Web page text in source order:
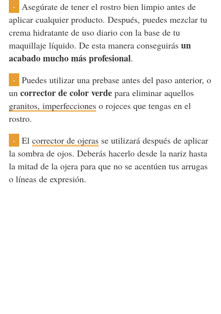
-
Asegúrate de tener el rostro bien limpio antes de
aplicar cualquier producto. Después, puedes mezclar tu
crema hidratante de uso diario con la base de tu
maquillaje líquido. De esta manera conseguirás un
acabado mucho más profesional.
-
Puedes utilizar una prebase antes del paso anterior, o
un corrector de color verdepara eliminar aquellos
granitos, imperfeccioneso rojeces que tengas en el
rostro.
- El corrector de ojerasse utilizará después de aplicar
la sombra de ojos. Deberás hacerlo desde la nariz hasta
la mitad de la ojera para que no se acentúen tus arrugas
o líneas de expresión.